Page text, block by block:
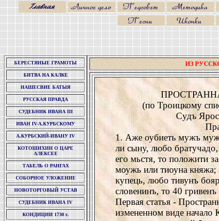
БЕРЕСТЯНЫЕ ГРАМОТЫ
БИТВА НА КАЛКЕ
НАШЕСВИЕ БАТЫЯ
РУССКАЯ ПРАВДА
СУДЕБНИК ИВАНА III
ИВАН IV-А.КУРБСКОМУ
А.КУРБСКИЙ-ИВАНУ IV
КОТОШИХИН О ЦАРЕ
АЛЕКСЕЕ
ТАБЕЛЬ О РАНГАХ
СОБОРНОЕ УЛОЖЕНИЕ
НОВОТОРГОВЫЙ УСТАВ
СУДЕБНИК ИВАНА IV
КОНДИЦИИ 1730 г.
ИЗ
(по Троицкому
Судъ
1. Аже оубиеть мужъ
ли сыну, любо
его мьстя, то положити
моужь или тиоуна
купець, любо тивунъ
словенинъ, то 40
Первая статья -
измененном виде